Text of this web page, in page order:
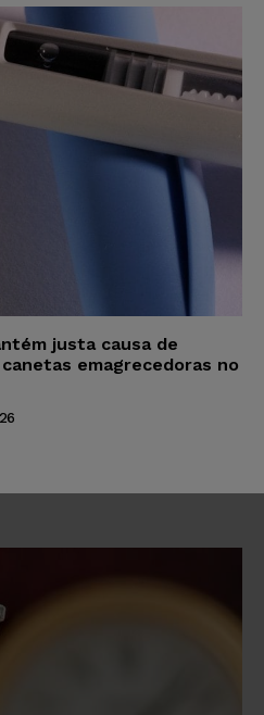
justa causa de
emagrecedoras no